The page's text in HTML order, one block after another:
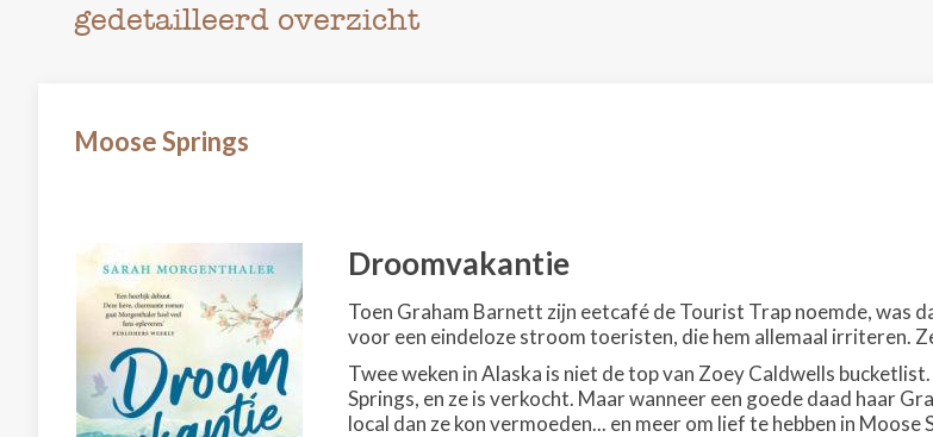
gedetailleerd overzicht
Moose Springs
Droomvakantie
Toen Graham Barnett zijn eetcafé de Tourist Trap noemde, was
voor een eindeloze stroom toeristen, die hem allemaal irriteren.
Twee weken in Alaska is niet de top van Zoey Caldwells
Springs, en ze is verkocht. Maar wanneer een goede daad haar
local dan ze kon vermoeden... en meer om lief te hebben in